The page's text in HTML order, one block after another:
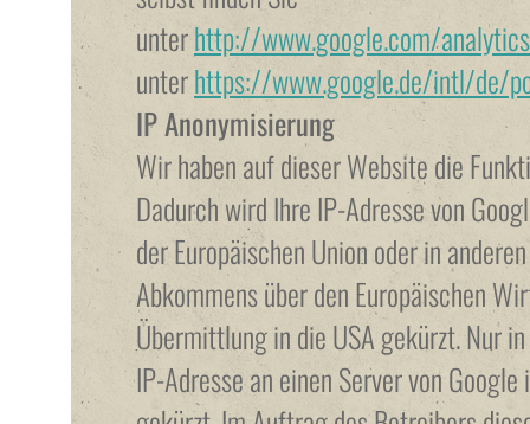
unterhttp://www.google.com/
unterhttps://www.google.de/intl/de/
IP Anonymisierung
Wir haben auf dieser Website die
Dadurch wird Ihre IP-Adresse von
der Europäischen Union oder in
Abkommens über den Europäischen
Übermittlung in die USA gekürzt. Nur
IP-Adresse an einen Server von